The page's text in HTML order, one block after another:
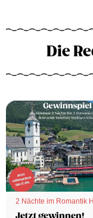
Die
2 Nächte im Romantik
Jetzt gewinnen!